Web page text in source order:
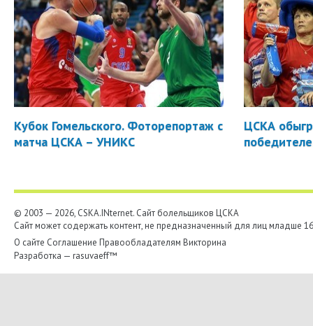
Кубок Гомельского. Фоторепортаж с
матча ЦСКА – УНИКС
ЦСКА
© 2003 — 2026, CSKA.INternet. Cайт болельщиков ЦСКА
Сайт может содержать контент, не предназначенный для лиц младше
О сайте Соглашение Правообладателям Викторина
Разработка — rasuvaeff™